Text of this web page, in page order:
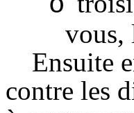
vous,
Ensuite
contre les